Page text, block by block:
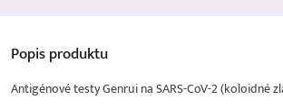
Popisproduktu
Antigénové testy Genrui na SARS-CoV-2 (koloidné